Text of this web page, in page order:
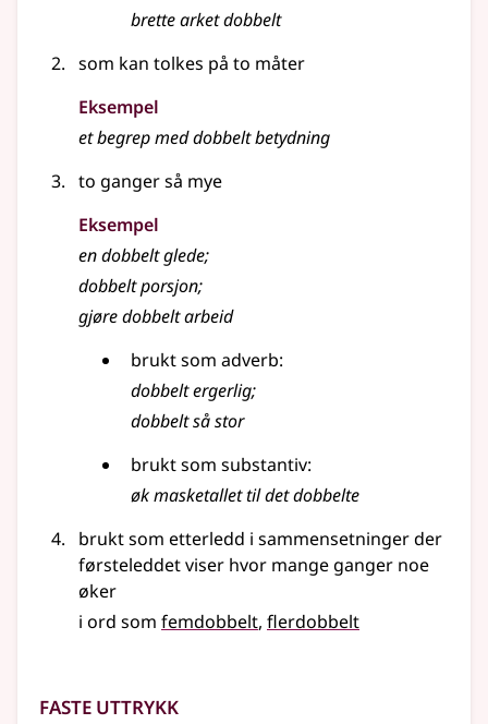
brette arket dobbelt
som kan tolkes på to måter
Eksempel
et begrep med dobbelt betydning
to ganger så mye
Eksempel
en dobbelt glede;
dobbelt porsjon;
gjøre dobbelt arbeid
brukt som adverb:
dobbelt ergerlig;
dobbelt så stor
brukt som substantiv:
øk masketallet til det dobbelte
brukt som etterledd i sammensetninger der
førsteleddet viser hvor mange ganger noe
øker
i ord som femdobbelt flerdobbelt
Faste uttrykk